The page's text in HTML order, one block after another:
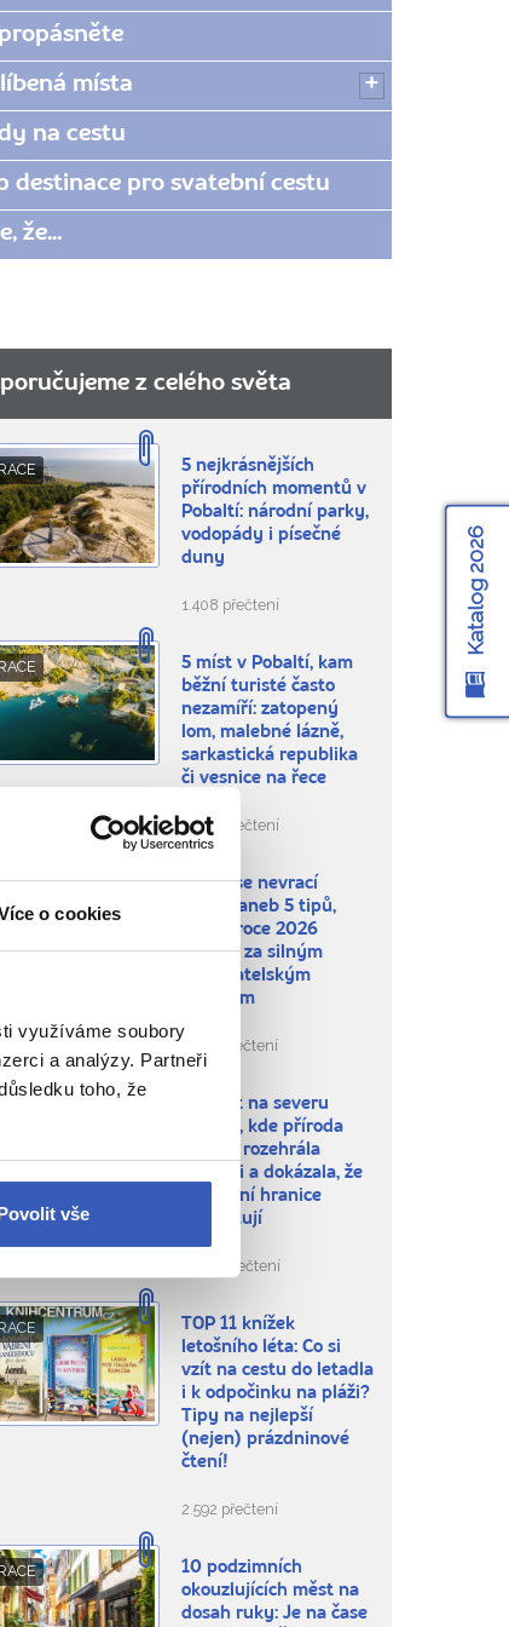
o cookies
využíváme soubory
a analýzy. Partneři
toho, že
vše
místa
na cestu
destinace pro svatební cestu
že...
z celého světa
5 nejkrásnějších
přírodních momentů v
Pobaltí: národní parky,
vodopády i písečné
duny
1.408 přečtení
5 míst v Pobaltí, kam
běžní turisté často
nezamíří: zatopený
lom, malebné lázně,
sarkastická republika
či vesnice na řece
4.001 přečtení
Nikdo se nevrací
stejný aneb 5 tipů,
kam v roce 2026
vyrazit za silným
cestovatelským
zážitkem
1.507 přečtení
10 míst na severu
Evropy, kde příroda
naplno rozehrála
fantazii a dokázala, že
v tvoření hranice
neexistují
9.073 přečtení
TOP 11 knížek
letošního léta: Co si
vzít na cestu do letadla
i k odpočinku na pláži?
Tipy na nejlepší
(nejen) prázdninové
čtení!
2.592 přečtení
10 podzimních
okouzlujících měst na
dosah ruky: Je na čase
Katalog 2026